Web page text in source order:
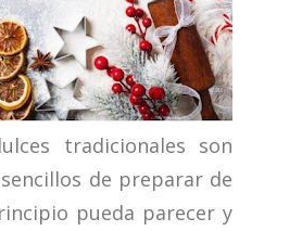
tradicionales son
de preparar de
pueda parecer y